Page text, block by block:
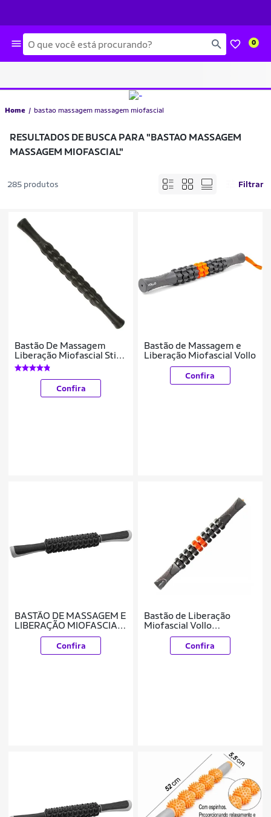
Busca 0
Home bastao massagem massagem miofascial
RESULTADOS DE BUSCA PARA"BASTAO MASSAGEM
MASSAGEM MIOFASCIAL"
285 produtos Filtrar
Bastão De Massagem
Liberação Miofascial Stick
Massager Yangfit
Confira
Bastão de Massagem e
Liberação Miofascial Vollo
Confira
BASTÃO DE MASSAGEM E
LIBERAÇÃO MIOFASCIAL
- VOLLO
Confira
Bastão de Liberação
Miofascial Vollo
Massagem VP1049
Confira